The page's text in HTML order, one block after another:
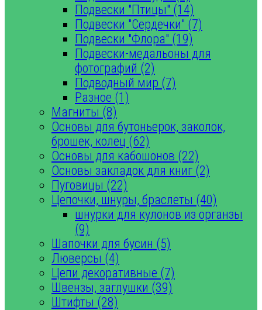
Подвески "Птицы" (14)
Подвески "Сердечки" (7)
Подвески "Флора" (19)
Подвески-медальоны для
фотографий (2)
Подводный мир (7)
Разное (1)
Магниты (8)
Основы для бутоньерок, заколок,
брошек, колец (62)
Основы для кабошонов (22)
Основы закладок для книг (2)
Пуговицы (22)
Цепочки, шнуры, браслеты (40)
шнурки для кулонов из органзы
(9)
Шапочки для бусин (5)
Люверсы (4)
Цепи декоративные (7)
Швензы, заглушки (39)
Штифты (28)